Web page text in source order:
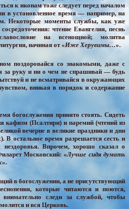
к иконам тоже следует перед началом
в установленное время — например, на
Некоторые моменты службы, как уже
чтение Евангелия, песнь
на всенощной; молитва
начиная от «Иже Херувимы…».
поздоровайся со знакомыми, даже с
за руку и ни о чем не спрашивай — будь
и не всматривайся в окружающих
вникая в порядок и содержание
богослужения принято стоять. Сидеть
кафизм (Псалтири) и паремий (чтений из
вечерне в великие праздники и дни
В остальное время разрешается сесть и
нездоровья. Впрочем, хорошо сказал о
Московский: «Лучше сидя думать
».
в богослужении, а не присутствующий
которые читаются и поются,
внимательно следи за службой, чтобы
и вся Церковь.